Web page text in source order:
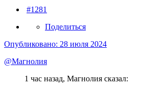
#1281
Поделиться
Опубликовано: 28 июля 2024
@Магнолия
1 час назад, Магнолия сказал: